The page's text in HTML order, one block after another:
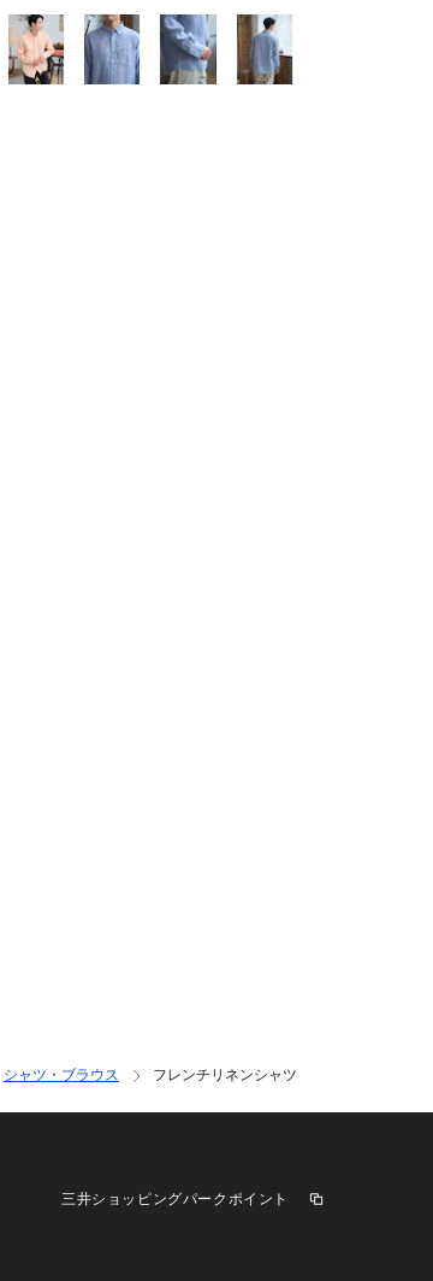
シャツ・ブラウス フレンチリネンシャツ
三井ショッピングパークポイント